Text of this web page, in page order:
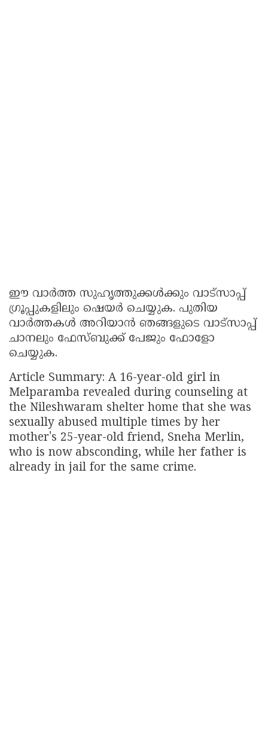
ഈ വാർത്ത സുഹൃത്തുക്കൾക്കും വാട്സാപ്പ്
ഗ്രൂപ്പുകളിലും ഷെയർ ചെയ്യുക. പുതിയ
വാർത്തകൾ അറിയാൻ ഞങ്ങളുടെ വാട്സാപ്പ്
ചാനലും ഫേസ്ബുക്ക് പേജും ഫോളോ
ചെയ്യുക.
Article Summary: A 16-year-old girl in
Melparamba revealed during counseling at
the Nileshwaram shelter home that she was
sexually abused multiple times by her
mother's 25-year-old friend, Sneha Merlin,
who is now absconding, while her father is
already in jail for the same crime.